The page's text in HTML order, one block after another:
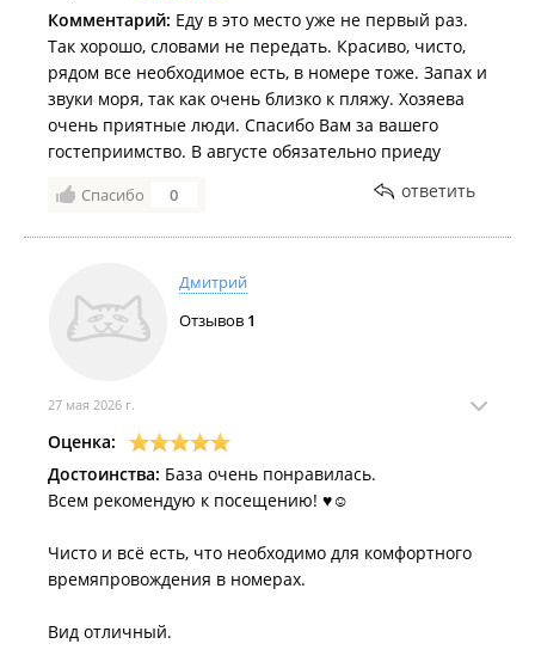
Комментарий: Еду в это место уже не первый раз.
Так хорошо, словами не передать. Красиво, чисто,
рядом все необходимое есть, в номере тоже. Запах и
звуки моря, так как очень близко к пляжу. Хозяева
очень приятные люди. Спасибо Вам за вашего
гостеприимство. В августе обязательно приеду
Спасибо 0 ответить
Дмитрий
Отзывов 1
27 мая 2026 г.
Оценка:
Достоинства: База очень понравилась.
Всем рекомендую к посещению! ♥️☺️
Чисто и всё есть, что необходимо для комфортного
времяпровождения в номерах.
Вид отличный.